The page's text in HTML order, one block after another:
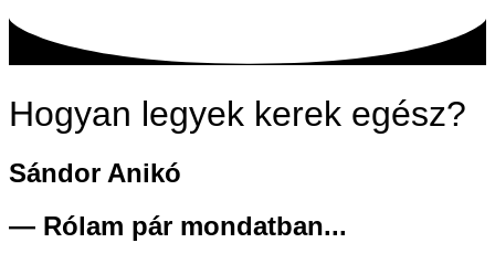
Hogyan legyek kerek egész?
Sándor Anikó
— Rólam pár mondatban...